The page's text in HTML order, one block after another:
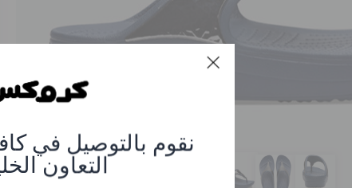
نقوم بالتوصيل في
التعاون